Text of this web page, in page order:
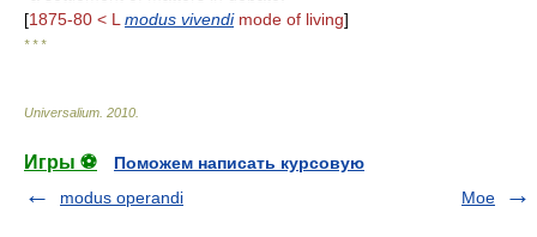
[1875-80 < L modus vivendimode of living]
* * *
Universalium 2010
Игры ⚽
Поможем написать курсовую
modus operandi
Moe